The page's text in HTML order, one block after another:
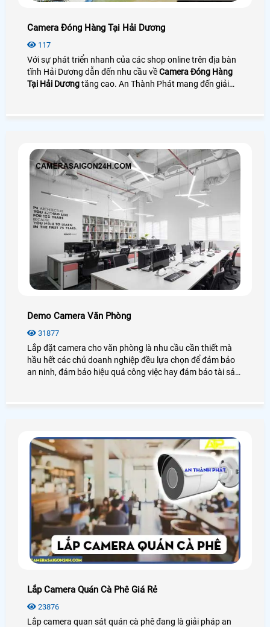
Camera Đóng Hàng Tại Hải Dương
117
Với sự phát triển nhanh của các shop online trên địa bàn
tĩnh Hải Dương dẫn đến nhu cầu vềCamera Đóng Hàng
Tại Hải Dươngtăng cao. An Thành Phát mang đến giải
Demo Camera Văn Phòng
31877
Lắp đặt camera cho văn phòng là nhu cầu cần thiết mà
hầu hết các chủ doanh nghiệp đều lựa chọn để đảm bảo
an ninh, đảm bảo hiệu quả công việc hay đảm bảo tài sản
Lắp Camera Quán Cà Phê Giá Rẻ
23876
Lắp camera quan sát quán cà phê đang là giải pháp an